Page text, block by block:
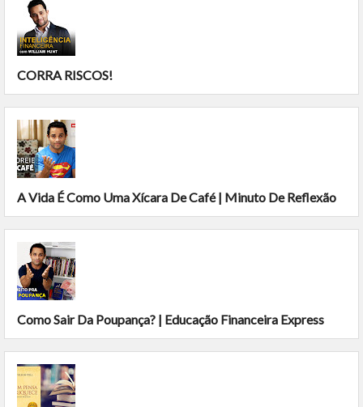
CORRA RISCOS!
A Vida É Como Uma Xícara De Café | Minuto De Reflexão
Como Sair Da Poupança? | Educação Financeira Express